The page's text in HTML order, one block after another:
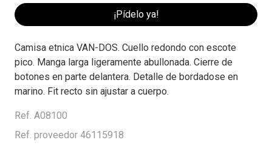
¡Pídelo ya!
Camisa etnica VAN-DOS. Cuello redondo con escote
pico. Manga larga ligeramente abullonada. Cierre de
botones en parte delantera. Detalle de bordadose en
marino. Fit recto sin ajustar a cuerpo.
Ref. A08100
Ref. proveedor 46115918